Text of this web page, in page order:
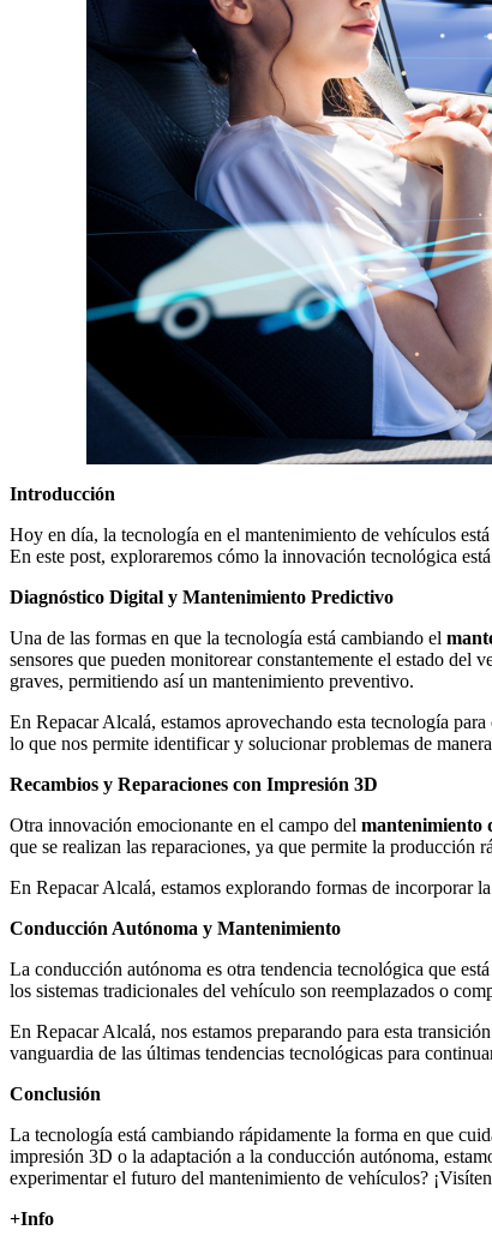
Introducción
Hoy en día, la tecnología en el mantenimiento de vehículos
En este post, exploraremos cómo la innovación tecnológica
Diagnóstico Digital y Mantenimiento Predictivo
Una de las formas en que la tecnología está cambiando el
sensores que pueden monitorear constantemente el estado del
graves, permitiendo así un mantenimiento preventivo.
En Repacar Alcalá, estamos aprovechando esta tecnología
lo que nos permite identificar y solucionar problemas de
Recambios y Reparaciones con Impresión 3D
Otra innovación emocionante en el campo del mantenimiento
que se realizan las reparaciones, ya que permite la producción
En Repacar Alcalá, estamos explorando formas de incorporar
Conducción Autónoma y Mantenimiento
La conducción autónoma es otra tendencia tecnológica que
los sistemas tradicionales del vehículo son reemplazados o
En Repacar Alcalá, nos estamos preparando para esta
vanguardia de las últimas tendencias tecnológicas para
Conclusión
La tecnología está cambiando rápidamente la forma en que
impresión 3D o la adaptación a la conducción autónoma,
experimentar el futuro del mantenimiento de vehículos?
+Info